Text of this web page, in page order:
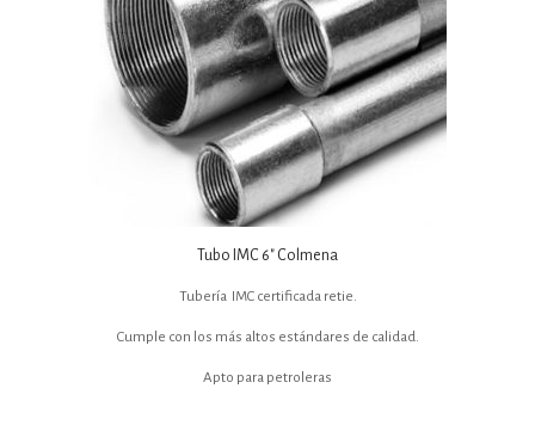
Tubo IMC 6″ Colmena
Tubería IMC certificada retie.
Cumple con los más altos estándares de calidad.
Apto para petroleras